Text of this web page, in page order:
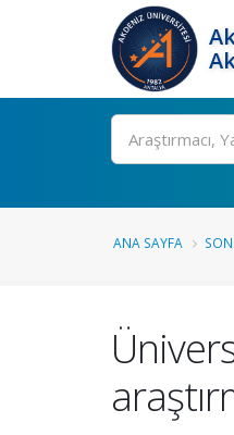
Ara
ANA SAYFA